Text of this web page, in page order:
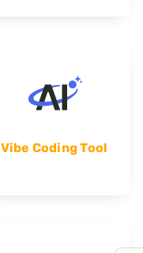
Vibe Coding Tool